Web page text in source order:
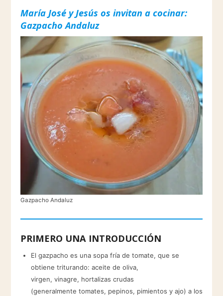
María José y Jesús os invitan a cocinar:
Gazpacho Andaluz
Gazpacho Andaluz
PRIMERO UNA INTRODUCCIÓN
El gazpacho es una sopa fría de tomate, que se
obtiene triturando: aceite de oliva,
virgen, vinagre, hortalizas crudas
(generalmente tomates, pepinos, pimientos y ajo) a los